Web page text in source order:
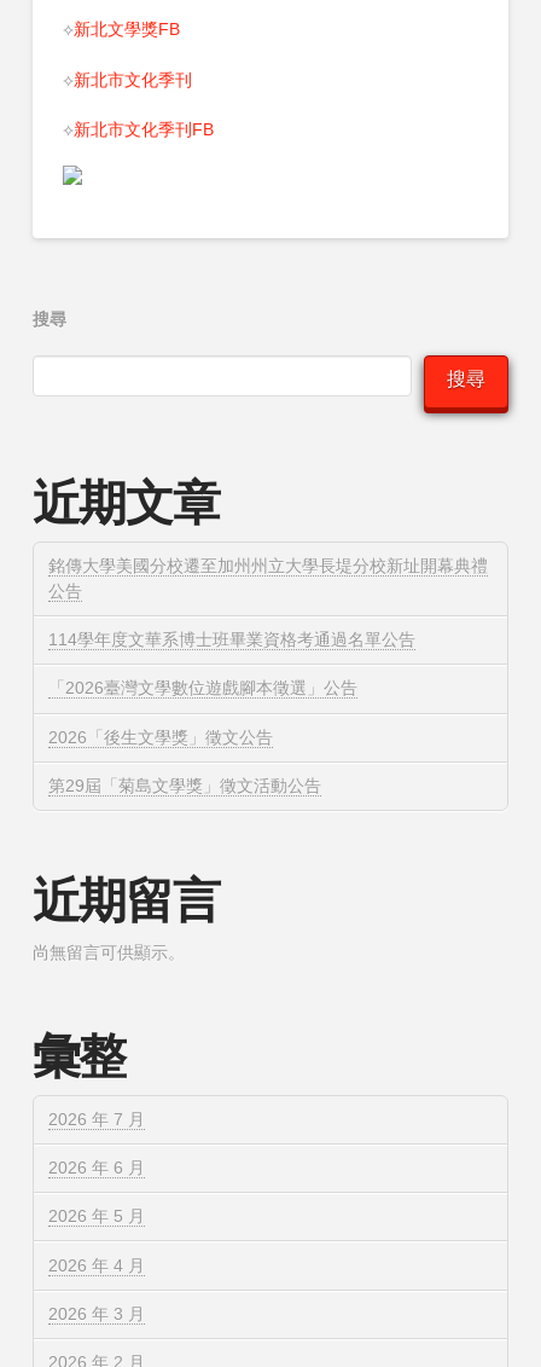
⟡新北文學獎FB
⟡新北市文化季刊
⟡新北市文化季刊FB
搜尋
搜尋
近期文章
銘傳大學美國分校遷至加州州立大學長堤分校新址開幕典禮
公告
114學年度文華系博士班畢業資格考通過名單公告
「2026臺灣文學數位遊戲腳本徵選」公告
2026「後生文學獎」徵文公告
第29屆「菊島文學獎」徵文活動公告
近期留言
尚無留言可供顯示。
彙整
2026 年 7 月
2026 年 6 月
2026 年 5 月
2026 年 4 月
2026 年 3 月
2026 年 2 月